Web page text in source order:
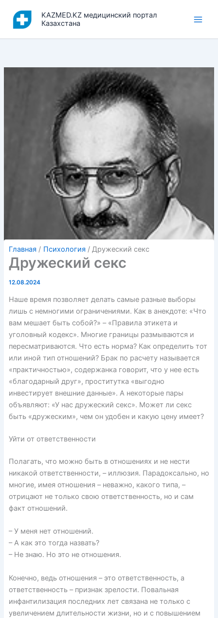
содержимому
KAZMED.KZ медицинский портал
Казахстана
Главная Психология Дружеский секс
Дружеский секс
12.08.2024
Наше время позволяет делать самые разные выборы
лишь с немногими ограничениями. Как в анекдоте: «Что
вам мешает быть собой?» – «Правила этикета и
уголовный кодекс». Многие границы размываются и
пересматриваются. Что есть норма? Как определить тот
или иной тип отношений? Брак по расчету называется
«практичностью», содержанка говорит, что у нее есть
«благодарный друг», проститутка «выгодно
инвестирует внешние данные». А некоторые пары
объявляют: «У нас дружеский секс». Может ли секс
быть «дружеским», чем он удобен и какую цену имеет?
Уйти от ответственности
Полагать, что можно быть в отношениях и не нести
никакой ответственности, – иллюзия. Парадоксально, но
многие, имея отношения – неважно, какого типа, –
отрицают не только свою ответственность, но и сам
факт отношений.
– У меня нет отношений.
– А как это тогда назвать?
– Не знаю. Но это не отношения.
Конечно, ведь отношения – это ответственность, а
ответственность – признак зрелости. Повальная
инфантилизация последних лет связана не только с
увеличением длительности жизни, но и с повышением